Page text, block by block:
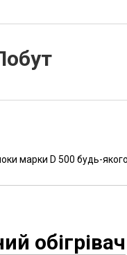
марки D 500 будь-
обігрівач